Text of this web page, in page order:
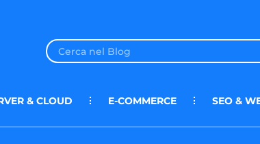
& CLOUD E-COMMERCE SEO &